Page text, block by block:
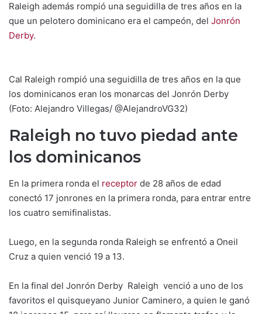
Raleigh además rompió una seguidilla de tres años en la
que un pelotero dominicano era el campeón, del Jonrón
Derby.
Cal Raleigh rompió una seguidilla de tres años en la que
los dominicanos eran los monarcas del Jonrón Derby
(Foto: Alejandro Villegas/ @AlejandroVG32)
Raleigh no tuvo piedad ante
los dominicanos
En la primera ronda el receptor de 28 años de edad
conectó 17 jonrones en la primera ronda, para entrar entre
los cuatro semifinalistas.
Luego, en la segunda ronda Raleigh se enfrentó a Oneil
Cruz a quien venció 19 a 13.
En la final del Jonrón Derby Raleigh venció a uno de los
favoritos el quisqueyano Junior Caminero, a quien le ganó